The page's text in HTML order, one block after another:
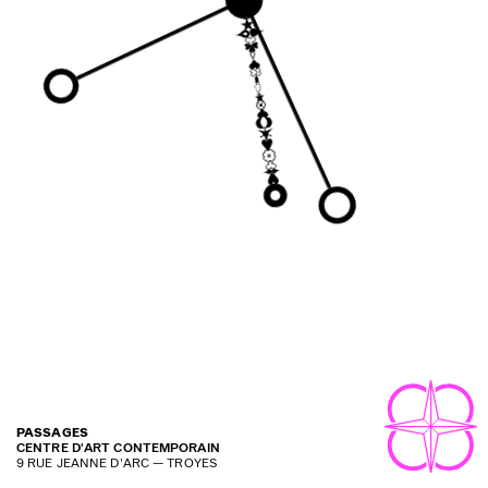
PASSAGES
CENTRE D'ART CONTEMPORAIN
9 RUE JEANNE D'ARC — TROYES